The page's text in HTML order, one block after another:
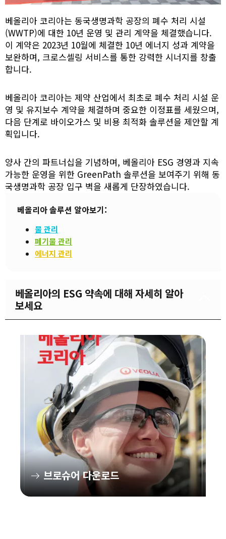
베올리아 코리아는 동국생명과학 공장의 폐수 처리 시설
(WWTP)에 대한 10년 운영 및 관리 계약을 체결했습니다.
이 계약은 2023년 10월에 체결한 10년 에너지 성과 계약을
보완하며, 크로스셀링 서비스를 통한 강력한 시너지를 창출
합니다.
베올리아 코리아는 제약 산업에서 최초로 폐수 처리 시설 운
영 및 유지보수 계약을 체결하며 중요한 이정표를 세웠으며,
다음 단계로 바이오가스 및 비용 최적화 솔루션을 제안할 계
획입니다.
양사 간의 파트너십을 기념하며, 베올리아 ESG 경영과 지속
가능한 운영을 위한 GreenPath 솔루션을 보여주기 위해 동
국생명과학 공장 입구 벽을 새롭게 단장하였습니다.
베올리아 솔루션 알아보기:
물 관리
폐기물 관리
에너지 관리
베올리아의 ESG 약속에 대해 자세히 알아
보세요
브로슈어 다운로드